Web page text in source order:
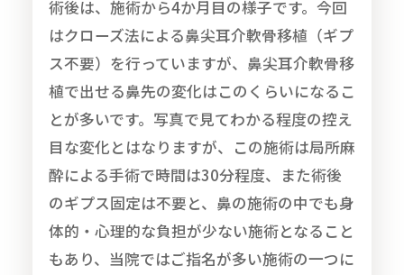
術後は、施術から4か月目の様子です。今回
はクローズ法による鼻尖耳介軟骨移植（ギプ
ス不要）を行っていますが、鼻尖耳介軟骨移
植で出せる鼻先の変化はこのくらいになるこ
とが多いです。写真で見てわかる程度の控え
目な変化とはなりますが、この施術は局所麻
酔による手術で時間は30分程度、また術後
のギプス固定は不要と、鼻の施術の中でも身
体的・心理的な負担が少ない施術となること
もあり、当院ではご指名が多い施術の一つに